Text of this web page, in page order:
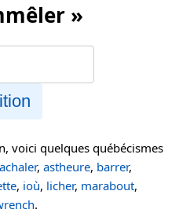
»
voici quelques québécismes
achaler, astheure, barrer,
, ioù, licher, marabout,
.